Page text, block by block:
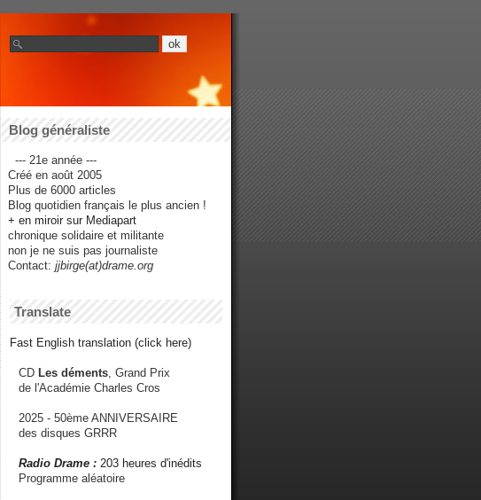
Blog généraliste
--- 21e année ---
Créé en août 2005
Plus de 6000 articles
Blog quotidien français le plus ancien !
+ en miroir sur Mediapart
chronique solidaire et militante
non je ne suis pas journaliste
Contact: jjbirge(at)drame.org
Translate
Fast English translation (click here)
CD Les déments , Grand Prix
de l'Académie Charles Cros
2025 - 50ème ANNIVERSAIRE
des disques GRRR
Radio Drame : 203 heures d'inédits
Programme aléatoire